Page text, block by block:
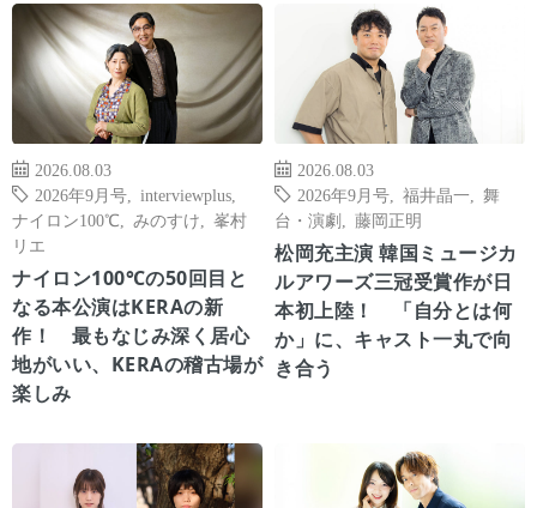
2026.08.03
2026年9月号
interviewplus
ナイロン100℃
みのすけ
峯村
リエ
ナイロン100℃の50回目と
なる本公演はKERAの新
作！ 最もなじみ深く居心
地がいい、KERAの稽古場が
楽しみ
2026.08.03
2026年9月号
福井晶一
舞
台・演劇
藤岡正明
松岡充主演 韓国ミュージカ
ルアワーズ三冠受賞作が日
本初上陸！ 「自分とは何
か」に、キャスト一丸で向
き合う